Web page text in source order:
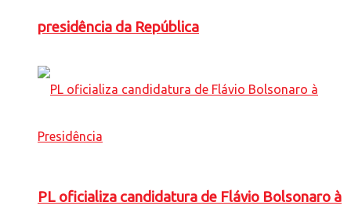
presidência da República
PL oficializa candidatura de Flávio Bolsonaro à